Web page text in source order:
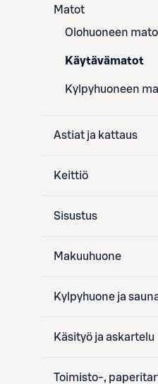
Matot
Olohuoneen
Käytävämatot
Kylpyhuoneen
Astiat ja kattaus
Keittiö
Sisustus
Makuuhuone
Kylpyhuone ja
Käsityö ja askartelu
Toimisto-,